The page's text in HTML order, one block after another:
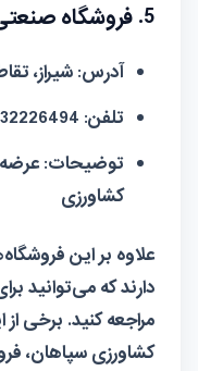
5. فروشگاه صنعتی کشاورزی آبرسان
آدرس: شیراز،
تلفن:
توضیحات: عرضه
کشاورزی
علاوه بر این فروشگاه
دارند که می‌توانید
مراجعه کنید. برخی از
کشاورزی سپاهان،